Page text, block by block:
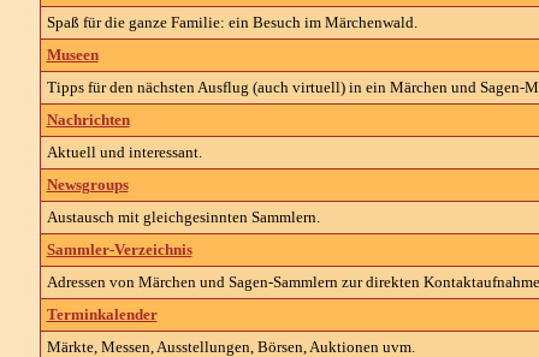
Spaß für die ganze Familie: ein Besuch im Märchenwald.
Museen
Tipps für den nächsten Ausflug (auch virtuell) in ein Märchen und Sagen-
Nachrichten
Aktuell und interessant.
Newsgroups
Austausch mit gleichgesinnten Sammlern.
Sammler-Verzeichnis
Adressen von Märchen und Sagen-Sammlern zur direkten
Terminkalender
Märkte, Messen, Ausstellungen, Börsen, Auktionen uvm.